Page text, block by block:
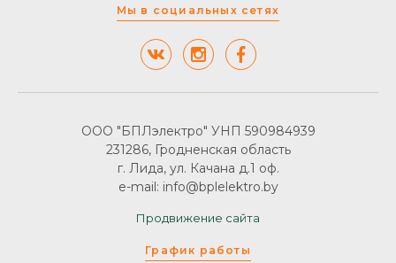
Мы в социальных сетях
График работы
ООО "БПЛэлектро" УНП 590984939
231286, Гродненская область
г. Лида, ул. Качана д.1 оф.
e-mail: info@bplelektro.by
Продвижение сайта